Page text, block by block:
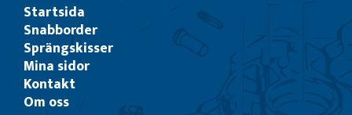
Startsida
Snabborder
Sprängskisser
Mina sidor
Kontakt
Om oss